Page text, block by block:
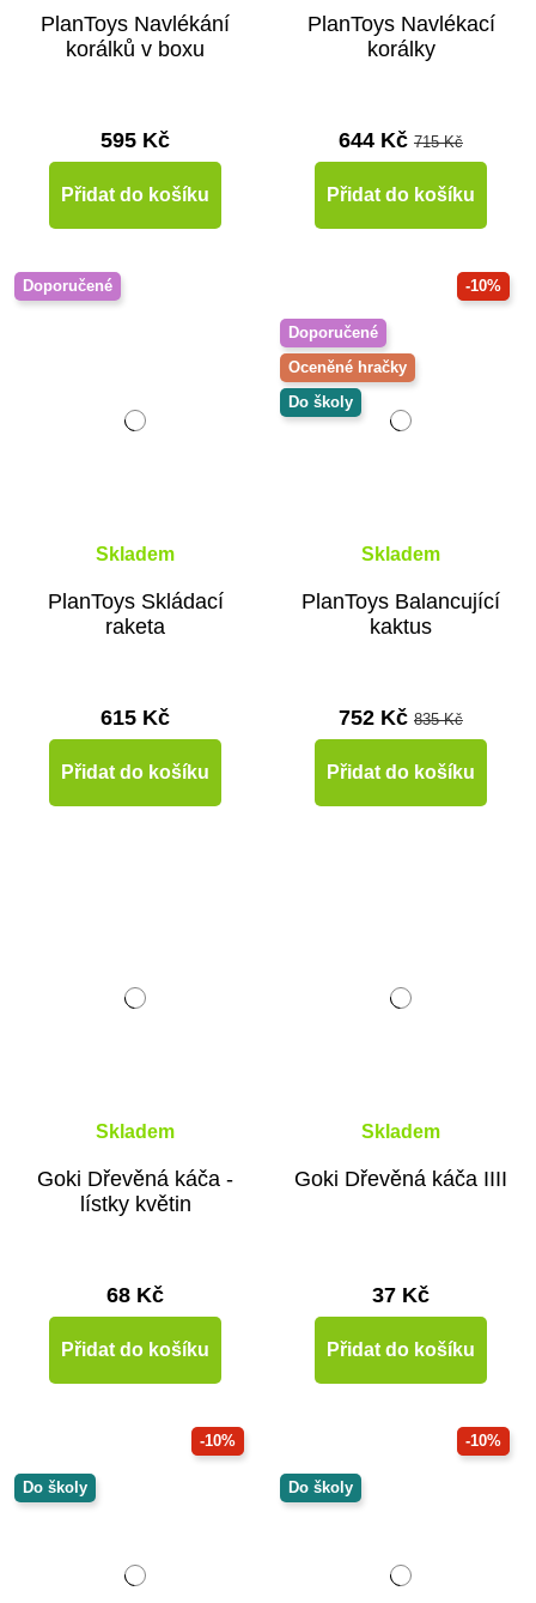
PlanToys Navlékání
korálků v boxu
595 Kč
Přidat do košíku
PlanToys Navlékací
korálky
644 Kč 715 Kč
Přidat do košíku
Doporučené
Skladem
PlanToys Skládací
raketa
615 Kč
Přidat do košíku
-10%
Doporučené
Oceněné hračky
Do školy
Skladem
PlanToys Balancující
kaktus
752 Kč 835 Kč
Přidat do košíku
Skladem
Goki Dřevěná káča -
lístky květin
68 Kč
Přidat do košíku
Skladem
Goki Dřevěná káča IIII
37 Kč
Přidat do košíku
-10%
Do školy
-10%
Do školy